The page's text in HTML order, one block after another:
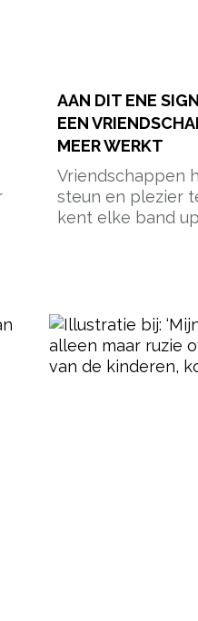
AAN DIT ENE
EEN
MEER WERKT
Vriendschappen
steun en plezier
kent elke band